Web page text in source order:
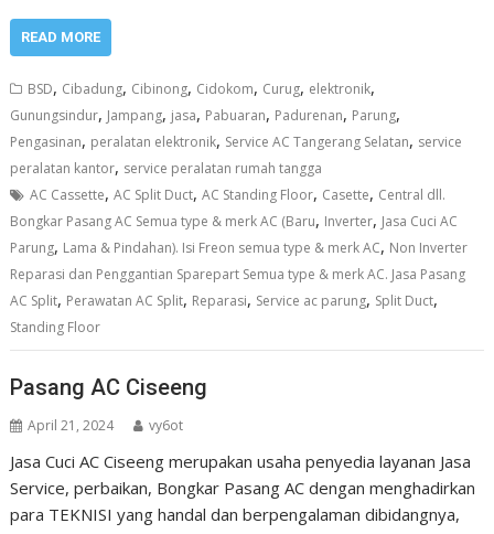
READ MORE
BSD, Cibadung, Cibinong, Cidokom, Curug, elektronik,
Gunungsindur, Jampang, jasa, Pabuaran, Padurenan, Parung,
Pengasinan, peralatan elektronik, Service AC Tangerang Selatan, service
peralatan kantor, service peralatan rumah tangga
AC Cassette,AC Split Duct,AC Standing Floor, Casette, Central dll.
Bongkar Pasang AC Semua type & merk AC (Baru, Inverter, Jasa Cuci AC
Parung, Lama & Pindahan). Isi Freon semua type & merk AC, Non Inverter
Reparasi dan Penggantian Sparepart Semua type & merk AC. Jasa Pasang
AC Split, Perawatan AC Split, Reparasi, Service ac parung, Split Duct,
Standing Floor
Pasang AC Ciseeng
April 21, 2024 vy6ot
Jasa Cuci AC Ciseeng merupakan usaha penyedia layanan Jasa
Service, perbaikan, Bongkar Pasang AC dengan menghadirkan
para TEKNISI yang handal dan berpengalaman dibidangnya,